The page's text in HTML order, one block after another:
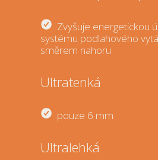
Zvyšuje energetickou
systému podlahového
směrem nahoru
Ultratenká
pouze 6 mm
Ultralehká